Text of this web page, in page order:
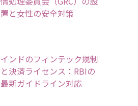
置と女性の安全対策
インドのフィンテック規制
と決済ライセンス：RBIの
最新ガイドライン対応